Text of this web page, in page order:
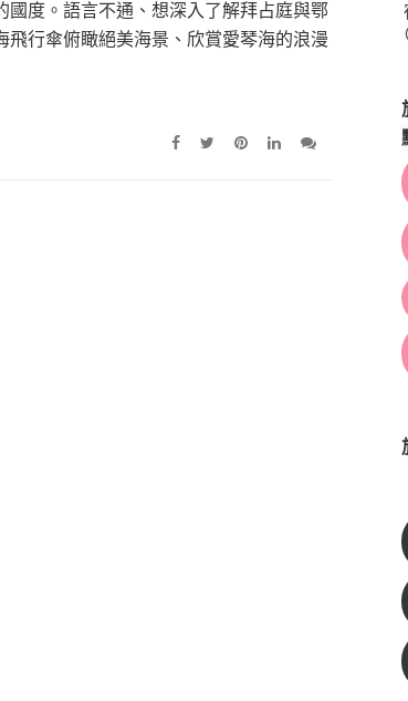
度。語言不通、想深入了解拜占庭與鄂
飛行傘俯瞰絕美海景、欣賞愛琴海的浪漫